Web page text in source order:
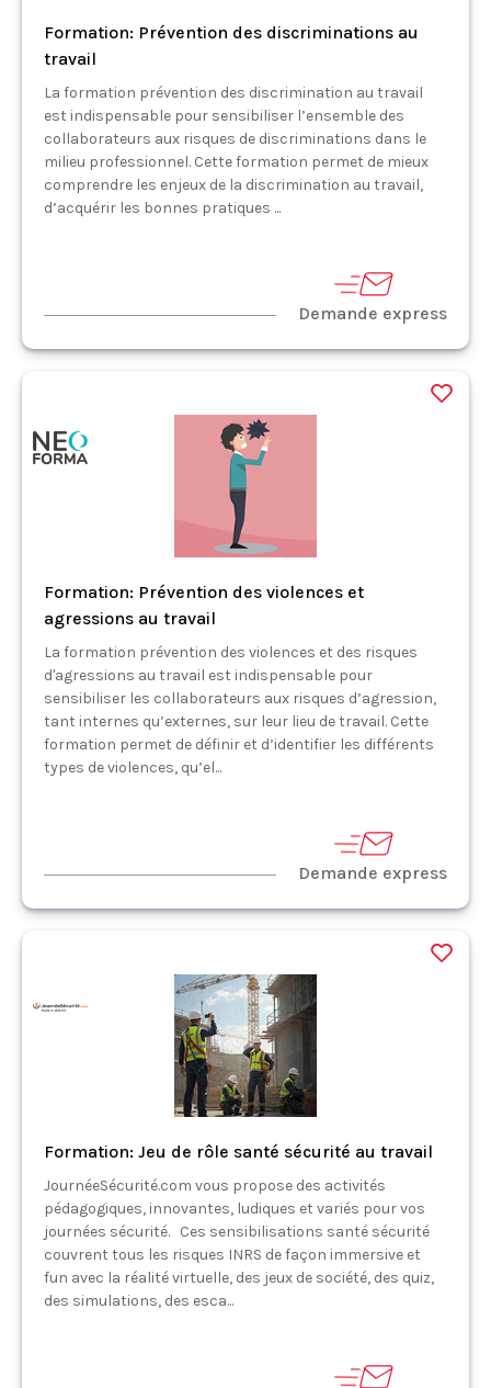
Formation: Prévention des discriminations au
travail
La formation prévention des discrimination au travail
est indispensable pour sensibiliser l’ensemble des
collaborateurs aux risques de discriminations dans le
milieu professionnel. Cette formation permet de mieux
comprendre les enjeux de la discrimination au travail,
d’acquérir les bonnes pratiques ...
Demande express
Formation: Prévention des violences et
agressions au travail
La formation prévention des violences et des risques
d'agressions au travail est indispensable pour
sensibiliser les collaborateurs aux risques d’agression,
tant internes qu’externes, sur leur lieu de travail. Cette
formation permet de définir et d’identifier les différents
types de violences, qu’el...
Demande express
Formation: Jeu de rôle santé sécurité au travail
JournéeSécurité.com vous propose des activités
pédagogiques, innovantes, ludiques et variés pour vos
journées sécurité. Ces sensibilisations santé sécurité
couvrent tous les risques INRS de façon immersive et
fun avec la réalité virtuelle, des jeux de société, des quiz,
des simulations, des esca...